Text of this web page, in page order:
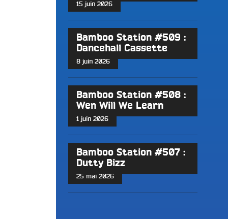
15 juin 2026
Bamboo Station #509 :
Dancehall Cassette
8 juin 2026
Bamboo Station #508 :
Wen Will We Learn
1 juin 2026
Bamboo Station #507 :
Dutty Bizz
25 mai 2026